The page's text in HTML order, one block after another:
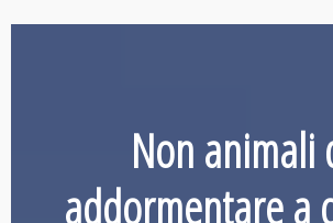
Non animali
addormentare a